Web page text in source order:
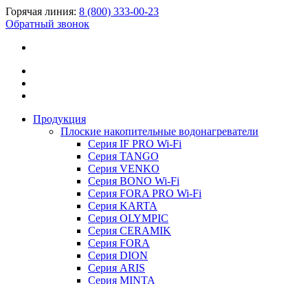
Горячая линия: 8 (800) 333-00-23
Обратный звонок
Продукция
Плоские накопительные водонагреватели
Серия IF PRO Wi-Fi
Серия TANGO
Серия VENKO
Серия BONO Wi-Fi
Серия FORA PRO Wi-Fi
Серия KARTA
Серия OLYMPIC
Серия CERAMIK
Серия FORA
Серия DION
Серия ARIS
Серия MINTA